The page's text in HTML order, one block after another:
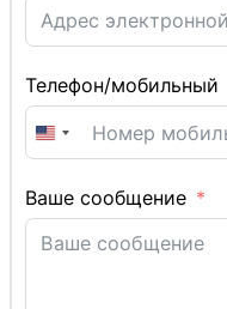
Телефон/мобильный
United
+1
Ваше сообщение